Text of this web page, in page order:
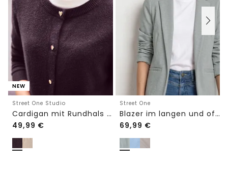
NEW
Street One Studio
Cardigan mit Rundhals und Knöpfen
49,99 €
Street One
Blazer im langen und offenen Schnitt
69,99 €